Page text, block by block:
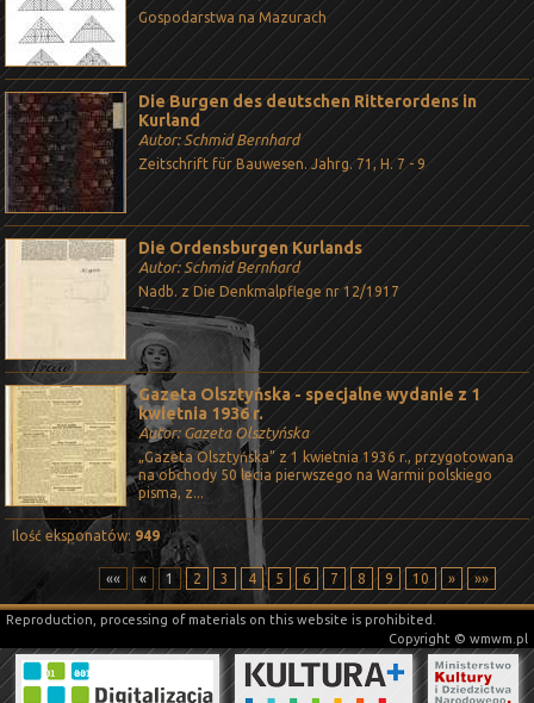
Gospodarstwa na Mazurach
Die Burgen des deutschen Ritterordens in
Kurland
Autor: Schmid Bernhard
Zeitschrift für Bauwesen. Jahrg. 71, H. 7 - 9
Die Ordensburgen Kurlands
Autor: Schmid Bernhard
Nadb. z Die Denkmalpflege nr 12/1917
Gazeta Olsztyńska - specjalne wydanie z 1
kwietnia 1936 r.
Autor: Gazeta Olsztyńska
„Gazeta Olsztyńska” z 1 kwietnia 1936 r., przygotowana
na obchody 50 lecia pierwszego na Warmii polskiego
pisma, z...
Ilość eksponatów: 949
«« « 1 2 3 4 5 6 7 8 9 10 » »»
Reproduction, processing of materials on this website is prohibited.
Copyright © wmwm.pl